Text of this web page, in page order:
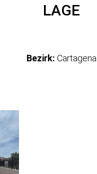
LAGE
Bezirk: Cartagena